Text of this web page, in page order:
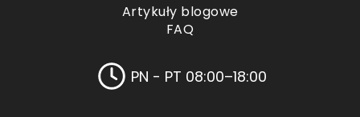
Artykuły blogowe
FAQ
PN - PT 08:00–18:00